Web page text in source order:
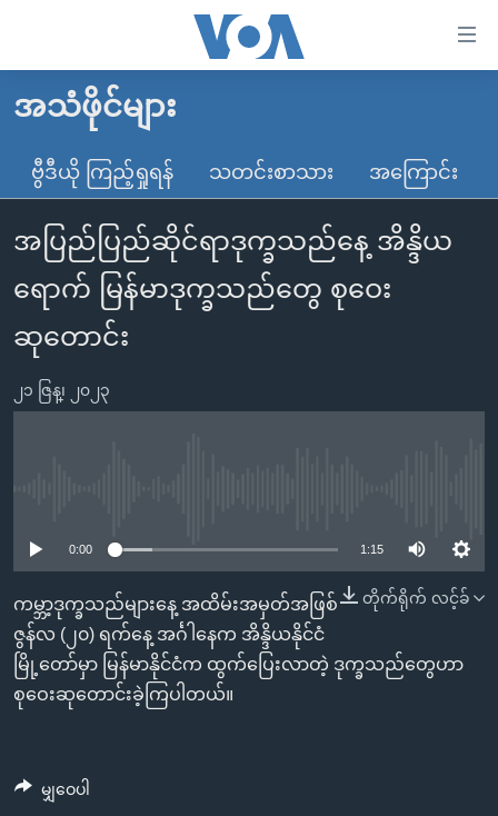
လွယ်ကူ
သည့်
Link
များ
ပင်မ
အကြောင်းအရာ
ကျော်
ကြည့်
ကျော်
ကြည့်
ရန်
ရှာဖွေ
နေရာ
မူလစာမျက်နှာ
မြန်မာ
ကမ္ဘာ့သတင်းများ
နိုင်ငံတကာ
အမေရိကန်
အစ္စရေး-ပါလက်စတိုင်း
ဗွီဒီယို
သတင်းလွတ်လပ်ခွင့်
ရပ်ဝန်းတခု လမ်းတခု အလွန်
အင်္ဂလိပ်စာလေ့လာမယ်
အမေရိကန်သုံးအီဒီယံ
အပတ်စဉ်ကဏ္ဍများ
ဗွီအိုအေ လူမှုကွန်ယက်များ
ဘာသာစကားများ
အသံဖိုင်များ
ဗွီဒီယို ကြည့်ရှုရန် သတင်းစာသား အကြောင်း
အပြည်ပြည်ဆိုင်ရာဒုက္ခသည်နေ့ အိန္ဒိယ
ရောက် မြန်မာဒုက္ခသည်တွေ စုဝေး
ဆုတောင်း
၂၁ ဇြန္၊ ၂၀၂၃
0:00 1:15
တိုက်ရိုက် လင့်ခ်
ကမ္ဘာ့ဒုက္ခသည်များနေ့ အထိမ်းအမှတ်အဖြစ်
ဇွန်လ (၂၀) ရက်နေ့ အင်္ဂါနေက အိန္ဒိယနိုင်ငံ
မြို့တော်မှာ မြန်မာနိုင်ငံက ထွက်ပြေးလာတဲ့ ဒုက္ခသည်တွေဟာ
စုဝေးဆုတောင်းခဲ့ကြပါတယ်။
မျှဝေပါ